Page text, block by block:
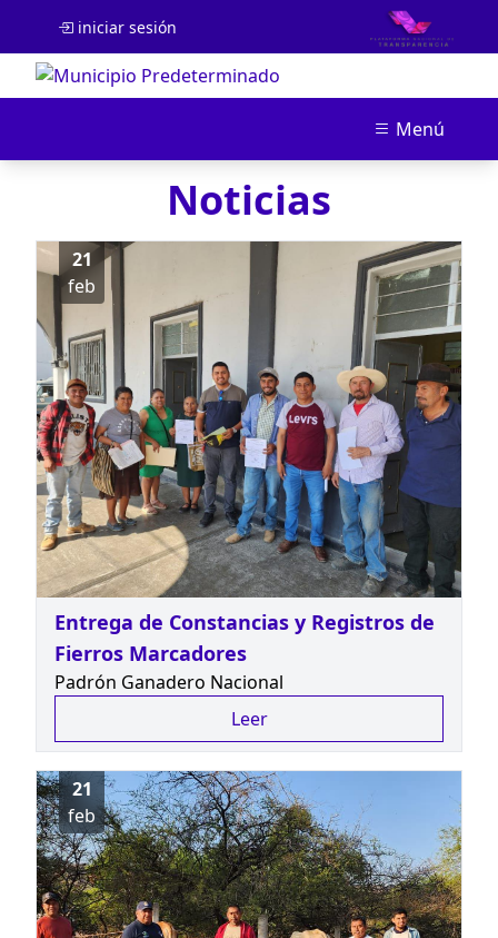
iniciar sesión
Menú
Noticias
21
feb
Entrega de Constancias y Registros de
Fierros Marcadores
Padrón Ganadero Nacional
Leer
21
feb